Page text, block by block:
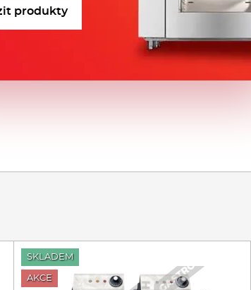
produkty
SKLADEM
AKCE